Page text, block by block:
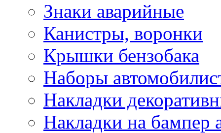
Знаки аварийные
Канистры, воронки
Крышки бензобака
Наборы
Накладки
Накладки на бампер